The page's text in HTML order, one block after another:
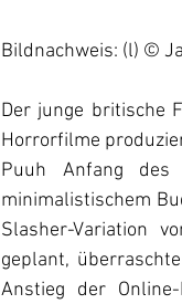
Bildnachweis: (l) ©
Der junge britische
Horrorfilme
Puuh Anfang
minimalistischem
Slasher-Variation
geplant,
Anstieg der